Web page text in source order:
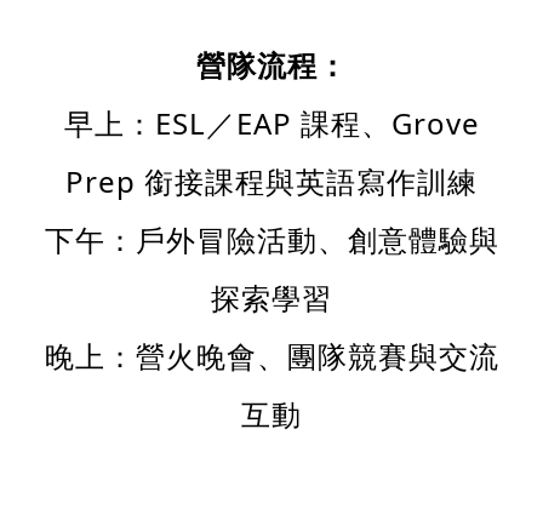
營隊流程：
早上：ESL／EAP 課程、Grove
Prep 銜接課程與英語寫作訓練
下午：戶外冒險活動、創意體驗與
探索學習
晚上：營火晚會、團隊競賽與交流
互動